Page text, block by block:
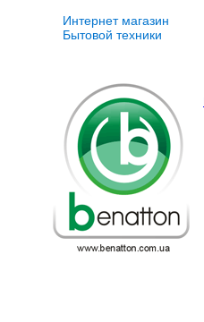
Интернет магазин
Бытовой техники